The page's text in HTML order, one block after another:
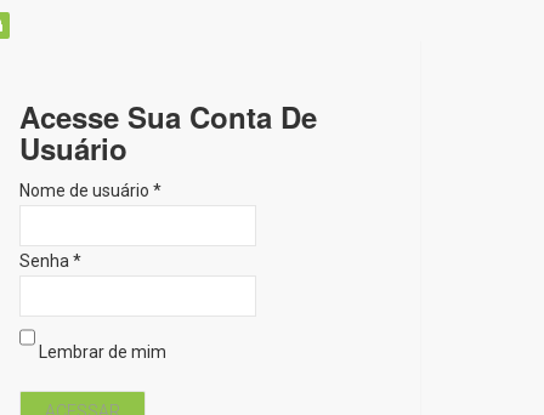
Acesse Sua Conta De
Usuário
Nome de usuário *
Senha *
Lembrar de mim